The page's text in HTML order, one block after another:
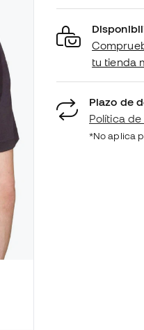
tu tienda
Plazo de
Política
*No aplica